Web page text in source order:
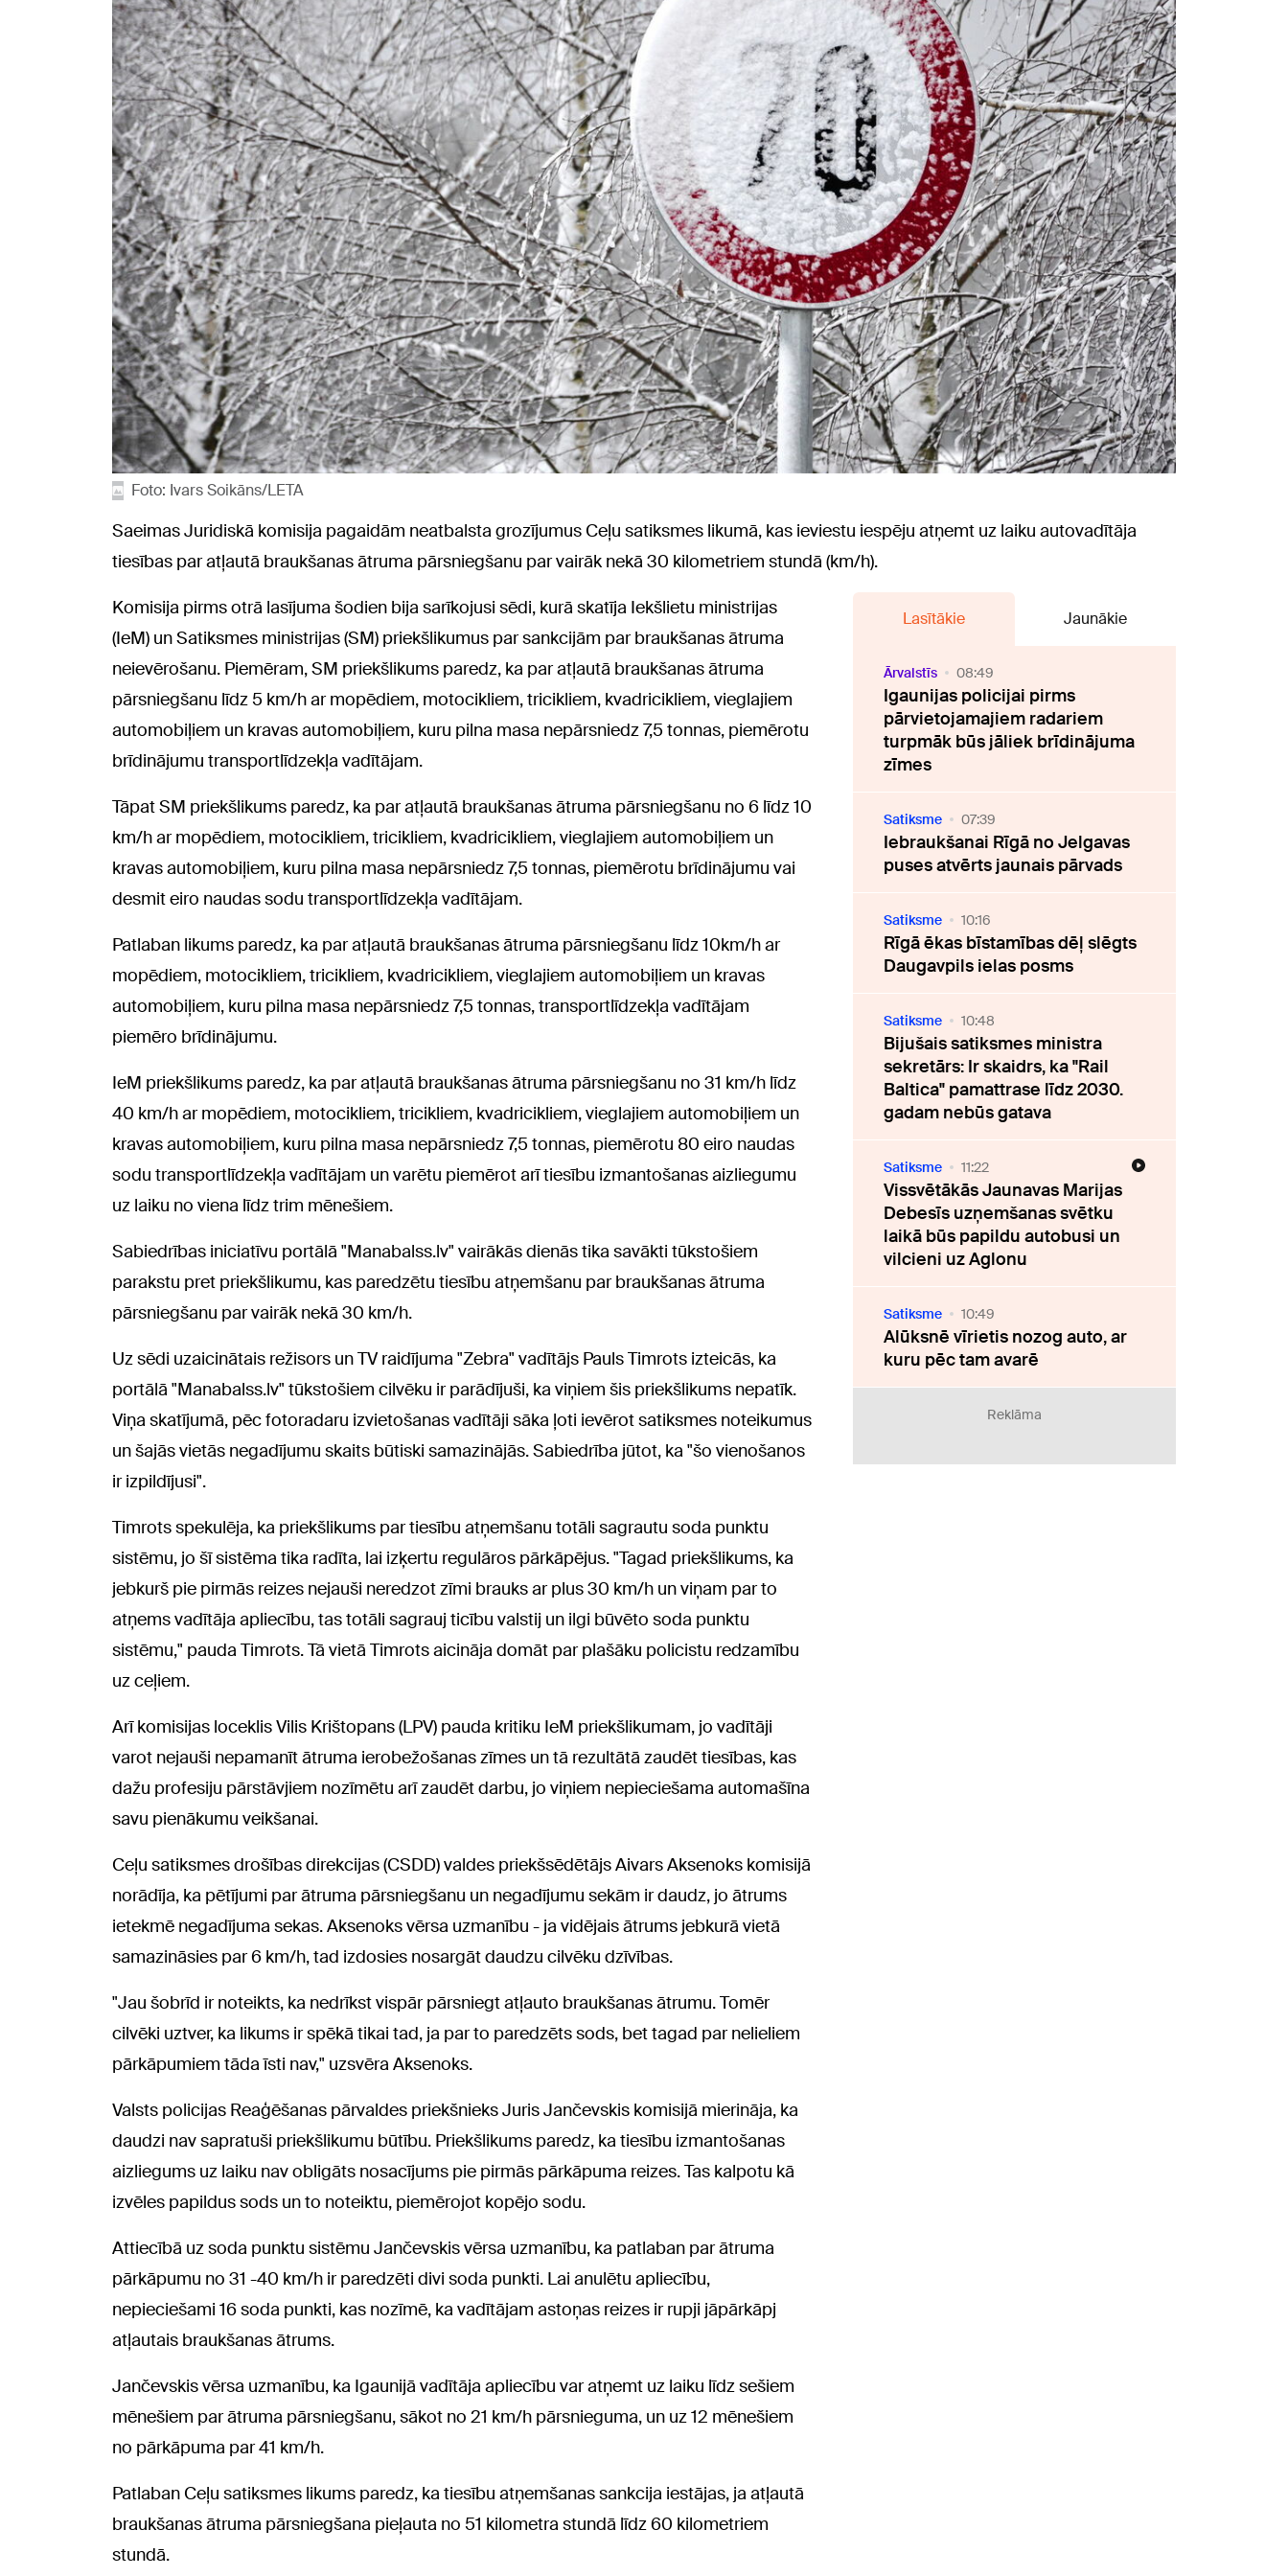
Foto: Ivars Soikāns/LETA
Saeimas Juridiskā komisija pagaidām neatbalsta grozījumus Ceļu satiksmes likumā, kas ieviestu iespēju atņemt uz laiku autovadītāja
tiesības par atļautā braukšanas ātruma pārsniegšanu par vairāk nekā 30 kilometriem stundā (km/h).
Komisija pirms otrā lasījuma šodien bija sarīkojusi sēdi, kurā skatīja Iekšlietu ministrijas
(IeM) un Satiksmes ministrijas (SM) priekšlikumus par sankcijām par braukšanas ātruma
neievērošanu. Piemēram, SM priekšlikums paredz, ka par atļautā braukšanas ātruma
pārsniegšanu līdz 5 km/h ar mopēdiem, motocikliem, tricikliem, kvadricikliem, vieglajiem
automobiļiem un kravas automobiļiem, kuru pilna masa nepārsniedz 7,5 tonnas, piemērotu
brīdinājumu transportlīdzekļa vadītājam.
Tāpat SM priekšlikums paredz, ka par atļautā braukšanas ātruma pārsniegšanu no 6 līdz 10
km/h ar mopēdiem, motocikliem, tricikliem, kvadricikliem, vieglajiem automobiļiem un
kravas automobiļiem, kuru pilna masa nepārsniedz 7,5 tonnas, piemērotu brīdinājumu vai
desmit eiro naudas sodu transportlīdzekļa vadītājam.
Patlaban likums paredz, ka par atļautā braukšanas ātruma pārsniegšanu līdz 10km/h ar
mopēdiem, motocikliem, tricikliem, kvadricikliem, vieglajiem automobiļiem un kravas
automobiļiem, kuru pilna masa nepārsniedz 7,5 tonnas, transportlīdzekļa vadītājam
piemēro brīdinājumu.
IeM priekšlikums paredz, ka par atļautā braukšanas ātruma pārsniegšanu no 31 km/h līdz
40 km/h ar mopēdiem, motocikliem, tricikliem, kvadricikliem, vieglajiem automobiļiem un
kravas automobiļiem, kuru pilna masa nepārsniedz 7,5 tonnas, piemērotu 80 eiro naudas
sodu transportlīdzekļa vadītājam un varētu piemērot arī tiesību izmantošanas aizliegumu
uz laiku no viena līdz trim mēnešiem.
Sabiedrības iniciatīvu portālā "Manabalss.lv" vairākās dienās tika savākti tūkstošiem
parakstu pret priekšlikumu, kas paredzētu tiesību atņemšanu par braukšanas ātruma
pārsniegšanu par vairāk nekā 30 km/h.
Uz sēdi uzaicinātais režisors un TV raidījuma "Zebra" vadītājs Pauls Timrots izteicās, ka
portālā "Manabalss.lv" tūkstošiem cilvēku ir parādījuši, ka viņiem šis priekšlikums nepatīk.
Viņa skatījumā, pēc fotoradaru izvietošanas vadītāji sāka ļoti ievērot satiksmes noteikumus
un šajās vietās negadījumu skaits būtiski samazinājās. Sabiedrība jūtot, ka "šo vienošanos
ir izpildījusi".
Timrots spekulēja, ka priekšlikums par tiesību atņemšanu totāli sagrautu soda punktu
sistēmu, jo šī sistēma tika radīta, lai izķertu regulāros pārkāpējus. "Tagad priekšlikums, ka
jebkurš pie pirmās reizes nejauši neredzot zīmi brauks ar plus 30 km/h un viņam par to
atņems vadītāja apliecību, tas totāli sagrauj ticību valstij un ilgi būvēto soda punktu
sistēmu," pauda Timrots. Tā vietā Timrots aicināja domāt par plašāku policistu redzamību
uz ceļiem.
Arī komisijas loceklis Vilis Krištopans (LPV) pauda kritiku IeM priekšlikumam, jo vadītāji
varot nejauši nepamanīt ātruma ierobežošanas zīmes un tā rezultātā zaudēt tiesības, kas
dažu profesiju pārstāvjiem nozīmētu arī zaudēt darbu, jo viņiem nepieciešama automašīna
savu pienākumu veikšanai.
Ceļu satiksmes drošības direkcijas (CSDD) valdes priekšsēdētājs Aivars Aksenoks komisijā
norādīja, ka pētījumi par ātruma pārsniegšanu un negadījumu sekām ir daudz, jo ātrums
ietekmē negadījuma sekas. Aksenoks vērsa uzmanību - ja vidējais ātrums jebkurā vietā
samazināsies par 6 km/h, tad izdosies nosargāt daudzu cilvēku dzīvības.
"Jau šobrīd ir noteikts, ka nedrīkst vispār pārsniegt atļauto braukšanas ātrumu. Tomēr
cilvēki uztver, ka likums ir spēkā tikai tad, ja par to paredzēts sods, bet tagad par nelieliem
pārkāpumiem tāda īsti nav," uzsvēra Aksenoks.
Valsts policijas Reaģēšanas pārvaldes priekšnieks Juris Jančevskis komisijā mierināja, ka
daudzi nav sapratuši priekšlikumu būtību. Priekšlikums paredz, ka tiesību izmantošanas
aizliegums uz laiku nav obligāts nosacījums pie pirmās pārkāpuma reizes. Tas kalpotu kā
izvēles papildus sods un to noteiktu, piemērojot kopējo sodu.
Attiecībā uz soda punktu sistēmu Jančevskis vērsa uzmanību, ka patlaban par ātruma
pārkāpumu no 31 -40 km/h ir paredzēti divi soda punkti. Lai anulētu apliecību,
nepieciešami 16 soda punkti, kas nozīmē, ka vadītājam astoņas reizes ir rupji jāpārkāpj
atļautais braukšanas ātrums.
Jančevskis vērsa uzmanību, ka Igaunijā vadītāja apliecību var atņemt uz laiku līdz sešiem
mēnešiem par ātruma pārsniegšanu, sākot no 21 km/h pārsnieguma, un uz 12 mēnešiem
no pārkāpuma par 41 km/h.
Patlaban Ceļu satiksmes likums paredz, ka tiesību atņemšanas sankcija iestājas, ja atļautā
braukšanas ātruma pārsniegšana pieļauta no 51 kilometra stundā līdz 60 kilometriem
stundā.
Lasītākie Jaunākie
Ārvalstīs 08:49
Igaunijas policijai pirms
pārvietojamajiem radariem
turpmāk būs jāliek brīdinājuma
zīmes
Satiksme 07:39
Iebraukšanai Rīgā no Jelgavas
puses atvērts jaunais pārvads
Satiksme 10:16
Rīgā ēkas bīstamības dēļ slēgts
Daugavpils ielas posms
Satiksme 10:48
Bijušais satiksmes ministra
sekretārs: Ir skaidrs, ka "Rail
Baltica" pamattrase līdz 2030.
gadam nebūs gatava
Satiksme 11:22
Vissvētākās Jaunavas Marijas
Debesīs uzņemšanas svētku
laikā būs papildu autobusi un
vilcieni uz Aglonu
Satiksme 10:49
Alūksnē vīrietis nozog auto, ar
kuru pēc tam avarē
Reklāma